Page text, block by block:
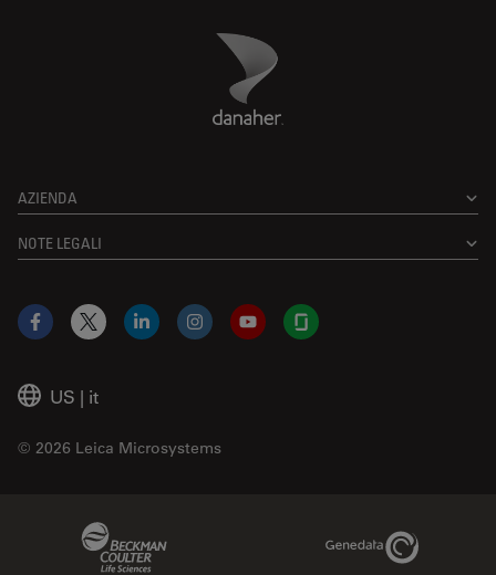
Danaher Logo
AZIENDA
NOTE LEGALI
US | it
© 2026 Leica Microsystems
Facebook
X LinkedInInstagramYouTubeGlassdoor
Genedata Link